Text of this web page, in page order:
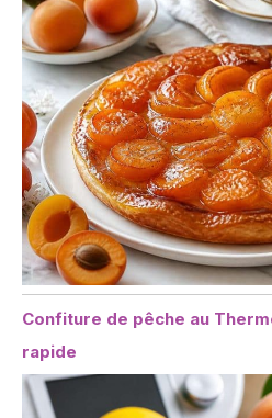
Confiture de pêche au
rapide